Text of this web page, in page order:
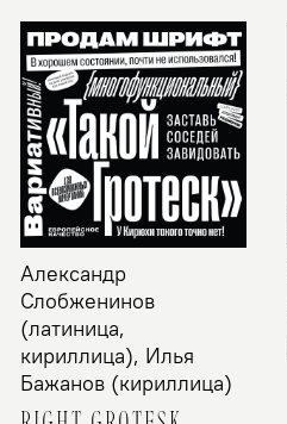
Александр
Слобженинов
(латиница,
кириллица), Илья
Бажанов (кириллица)